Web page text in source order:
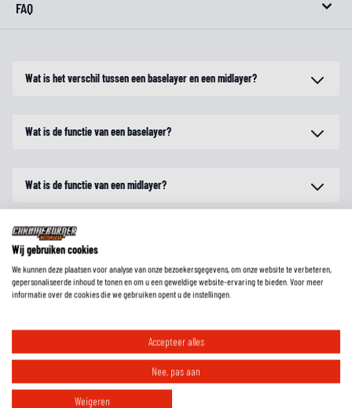
FAQ
Wat is het verschil tussen een baselayer en een midlayer?
Wat is de functie van een baselayer?
Wat is de functie van een midlayer?
Hoe kan een baselayer verkoelend werken?
Wij gebruiken cookies
We kunnen deze plaatsen voor analyse van onze bezoekersgegevens, om onze website te verbeteren,
gepersonaliseerde inhoud te tonen en om u een geweldige website-ervaring te bieden. Voor meer
informatie over de cookies die we gebruiken opent u de instellingen.
Accepteer alles
Nee, pas aan
Weigeren